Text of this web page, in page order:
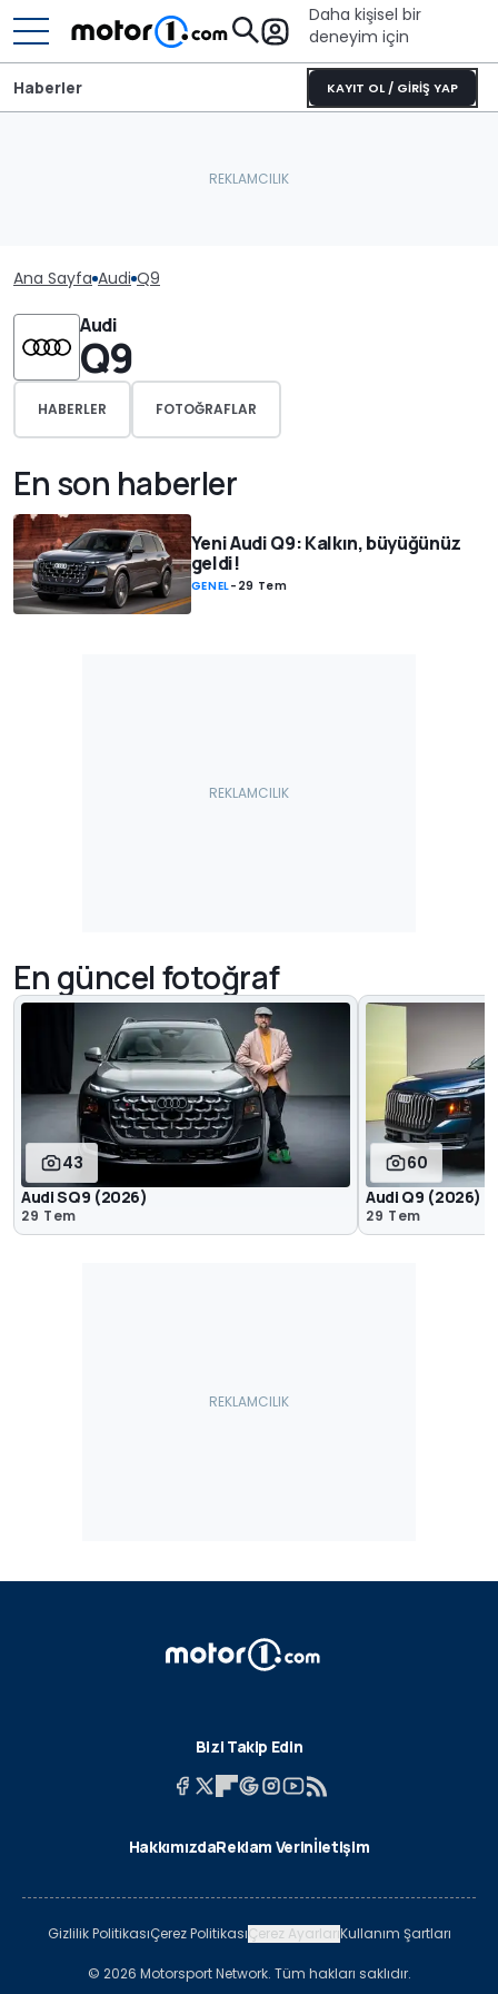
Daha kişisel bir
deneyim için
KAYIT OL / GİRİŞ YAP
Haberler
Ana Sayfa Audi Q9
Audi
Q9
HABERLER FOTOĞRAFLAR
En son haberler
Yeni Audi Q9: Kalkın, büyüğünüz
geldi!
GENEL- 29 Tem
En güncel fotoğraf
43
Audi SQ9 (2026)
29 Tem
60
Audi Q9 (2026)
29 Tem
Bizi Takip Edin
HakkımızdaReklam Verinİletişim
Gizlilik PolitikasıÇerez PolitikasıÇerez AyarlarıKullanım Şartları
© 2026 Motorsport Network. Tüm hakları saklıdır.